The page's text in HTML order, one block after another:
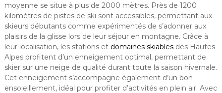
moyenne se situe à plus de 2000 mètres. Près de 1200
kilomètres de pistes de ski sont accessibles, permettant aux
skieurs débutants comme expérimentés de s’adonner aux
plaisirs de la glisse lors de leur séjour en montagne. Grâce à
leur localisation, les stations et domaines skiablesdes Hautes-
Alpes profitent d’un enneigement optimal, permettant de
skier sur une neige de qualité durant toute la saison hivernale.
Cet enneigement s’accompagne également d’un bon
ensoleillement, idéal pour profiter d’activités en plein air. Avec